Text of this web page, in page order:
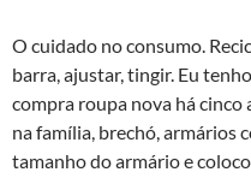
O cuidado no consumo.
barra, ajustar, tingir. Eu
compra roupa nova há cinco
na família, brechó, armários
tamanho do armário e